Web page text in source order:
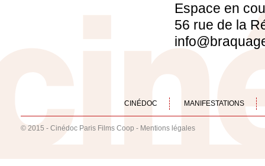
Espace en
56 rue de la
CINÉDOC MANIFESTATIONS
© 2015 - Cinédoc Paris Films Coop - Mentions légales